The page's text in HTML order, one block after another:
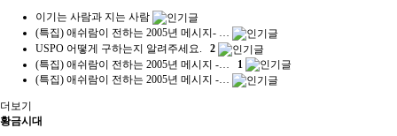
이기는 사람과 지는 사람
(특집) 애쉬람이 전하는 2005년 메시지- …
USPO 어떻게 구하는지 알려주세요.
2
(특집) 애쉬람이 전하는 2005년 메시지 -…
1
(특집) 애쉬람이 전하는 2005년 메시지 -…
더보기
황금시대